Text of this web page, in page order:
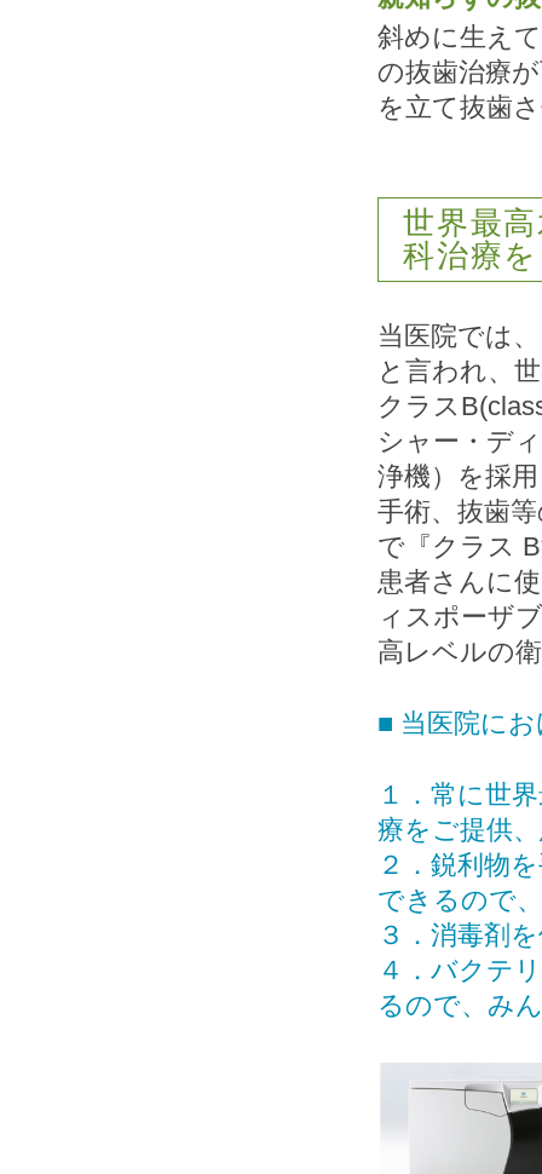
斜めに生え
の抜歯治療
を立て抜歯
世界最
科治療
当医院では
と言われ、
クラス
シャー・デ
浄機）を採
手術、抜歯
で『クラス
患者さんに
ィスポーザ
高レベルの
■ 当医院に
１．常に世
療をご提供
２．鋭利物
できるので
３．消毒剤
４．バクテ
るので、み